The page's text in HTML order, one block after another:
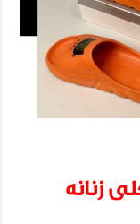
زنانه